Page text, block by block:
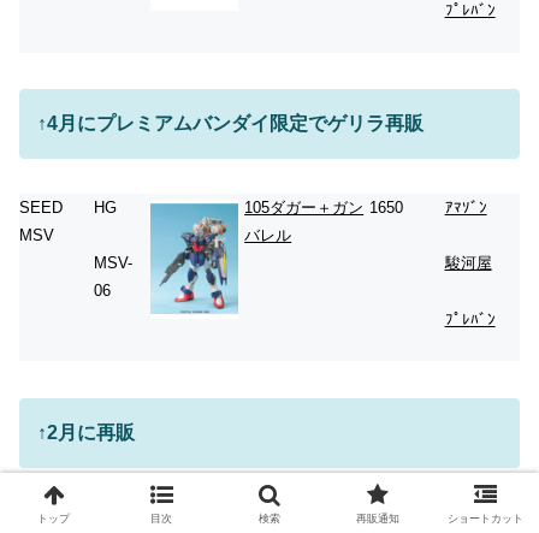
ﾌﾟﾚﾊﾞﾝ
↑4月にプレミアムバンダイ限定でゲリラ再販
SEED
MSV
HG
MSV-
06
105ダガー＋ガン
バレル
1650 ｱﾏｿﾞﾝ
駿河屋
ﾌﾟﾚﾊﾞﾝ
↑2月に再販
SEED ザクウォーリア 1100 ｱﾏｿﾞﾝ
トップ 目次 検索 再販通知 ショートカット